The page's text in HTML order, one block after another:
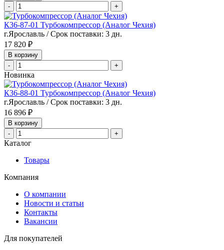
-
+
К36-87-01 Турбокомпрессор (Аналог Чехия)
г.Ярославль / Срок поставки: 3 дн.
17 820 ₽
В корзину
-
+
Новинка
К36-88-01 Турбокомпрессор (Аналог Чехия)
г.Ярославль / Срок поставки: 3 дн.
16 896 ₽
В корзину
-
+
Каталог
Товары
Компания
О компании
Новости и статьи
Контакты
Вакансии
Для покупателей